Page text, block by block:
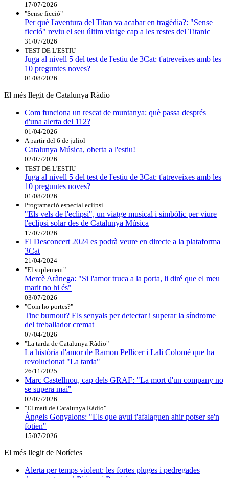
17/07/2026
"Sense ficció"
Per què l'aventura del Titan va acabar en tragèdia?: "Sense
ficció" reviu el seu últim viatge cap a les restes del Titanic
31/07/2026
TEST DE L'ESTIU
Juga al nivell 5 del test de l'estiu de 3Cat: t'atreveixes amb les
10 preguntes noves?
01/08/2026
El més llegit de Catalunya Ràdio
Com funciona un rescat de muntanya: què passa després
d'una alerta del 112?
01/04/2026
A partir del 6 de juliol
Catalunya Música, oberta a l'estiu!
02/07/2026
TEST DE L'ESTIU
Juga al nivell 5 del test de l'estiu de 3Cat: t'atreveixes amb les
10 preguntes noves?
01/08/2026
Programació especial eclipsi
"Els vels de l'eclipsi", un viatge musical i simbòlic per viure
l'eclipsi solar des de Catalunya Música
17/07/2026
El Desconcert 2024 es podrà veure en directe a la plataforma
3Cat
21/04/2024
"El suplement"
Mercè Arànega: "Si l'amor truca a la porta, li diré que el meu
marit no hi és"
03/07/2026
"Com ho portes?"
Tinc burnout? Els senyals per detectar i superar la síndrome
del treballador cremat
07/04/2026
"La tarda de Catalunya Ràdio"
La història d'amor de Ramon Pellicer i Lali Colomé que ha
revolucionat "La tarda"
26/11/2025
Marc Castellnou, cap dels GRAF: "La mort d'un company no
se supera mai"
02/07/2026
"El matí de Catalunya Ràdio"
Àngels Gonyalons: "Els que avui t'afalaguen ahir potser se'n
fotien"
15/07/2026
El més llegit de Notícies
Alerta per temps violent: les fortes pluges i pedregades